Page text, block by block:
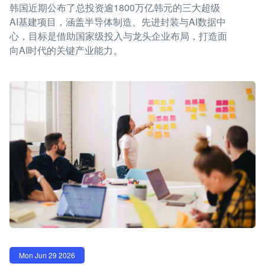
韩国近期公布了总投资逾1800万亿韩元的三大超级
AI基建项目，涵盖半导体制造、先进封装与AI数据中
心，目标是借助国家级投入与龙头企业布局，打造面
向AI时代的关键产业能力。
Mon Jun 29 2026